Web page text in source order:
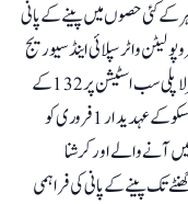
صبح 10 بجے سے شام 4 بجے تک شہر کے کئی حصوں میں پینے کے پانی
واٹر سپلائی اینڈ سیوریج
بورڈ نے ایک پریس ریلیز میں صارفین کو مطلع کیا کہ نسرلا پلی سب اسٹیشن پر 132 کے
وی بلک لوڈ فیڈر پی ٹی کی مرمت ہوچکی ہے اور ٹی جی ٹرانسکو کے عہدیدار 1 فروری کو
آنے والے اور کرشنا
تک پینے کے پانی کی فراہمی